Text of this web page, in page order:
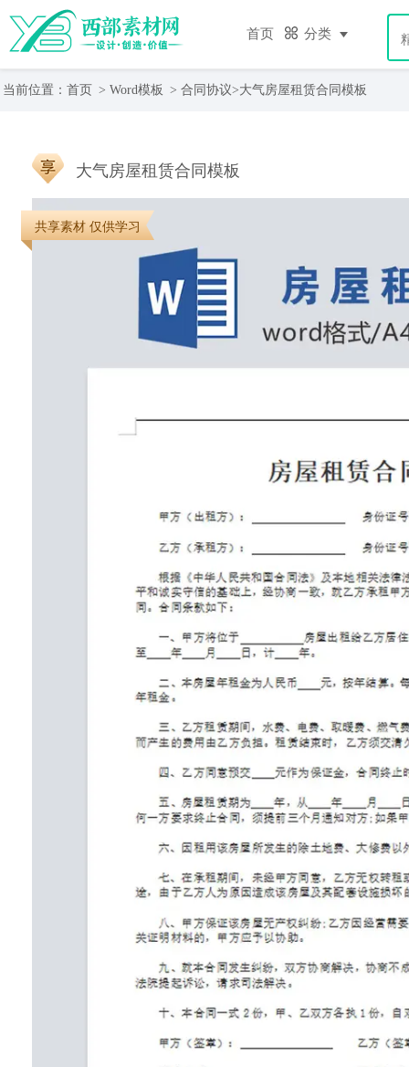
首页 分类
当前位置： 首页 > Word模板 > 合同协议>大气房屋租赁合同模板
共享素材 仅供学习
大气房屋租赁合同模板